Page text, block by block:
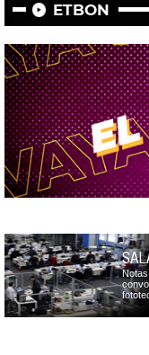
ETBON
Notas